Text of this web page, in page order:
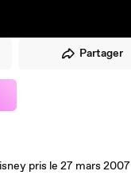
Partager
pris le 27 mars 2007